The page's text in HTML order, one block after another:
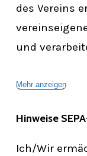
des Vereins
und
Mehr anzeigen
Hinweise
Ich/Wir